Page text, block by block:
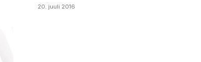
20. juuli 2016